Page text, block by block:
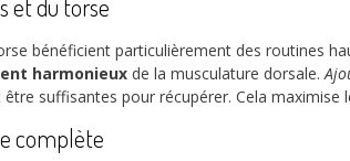
et du torse
bénéficient particulièrement des routines
harmonieux de la musculature dorsale.
être suffisantes pour récupérer. Cela maximise
complète